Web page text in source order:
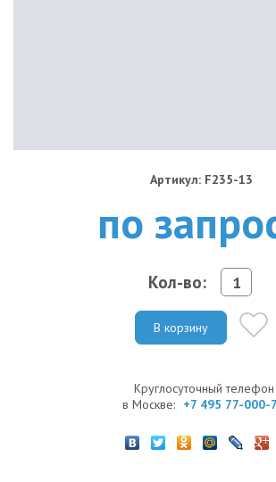
Артикул: F235-13
по
Кол-во:
В корзину
Круглосуточный телефон
в Москве: +7 495 77-000-